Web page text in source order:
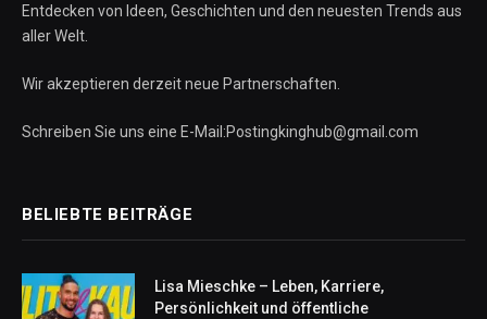
Entdecken von Ideen, Geschichten und den neuesten Trends aus
aller Welt.
Wir akzeptieren derzeit neue Partnerschaften.
Schreiben Sie uns eine E-Mail:Postingkinghub@gmail.com
BELIEBTE BEITRÄGE
Lisa Mieschke – Leben, Karriere,
Persönlichkeit und öffentliche